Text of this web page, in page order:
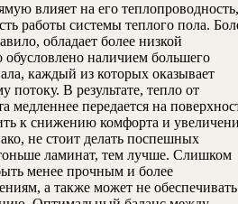
влияет на его
работы системы теплого пола.
обладает более низкой
наличием большего
каждый из которых оказывает
потоку. В результате, тепло от
медленнее передается на
к снижению комфорта и
не стоит делать поспешных
ламинат, тем лучше. Слишком
менее прочным и более
а также может не обеспечивать